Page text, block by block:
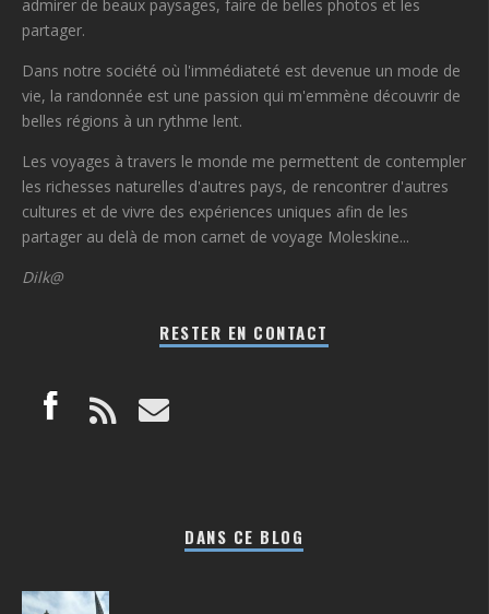
admirer de beaux paysages, faire de belles photos et les
partager.
Dans notre société où l'immédiateté est devenue un mode de
vie, la randonnée est une passion qui m'emmène découvrir de
belles régions à un rythme lent.
Les voyages à travers le monde me permettent de contempler
les richesses naturelles d'autres pays, de rencontrer d'autres
cultures et de vivre des expériences uniques afin de les
partager au delà de mon carnet de voyage Moleskine...
Dilk@
RESTER EN CONTACT
DANS CE BLOG